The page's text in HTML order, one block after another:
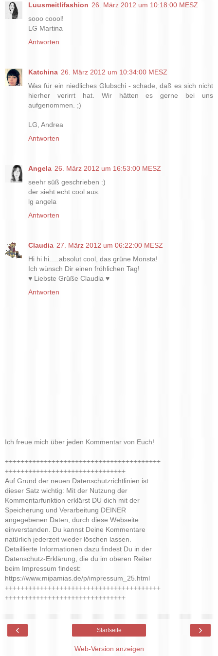
Luusmeitlifashion 26. März 2012 um 10:18:00 MESZ
sooo coool!
LG Martina
Antworten
Katchina 26. März 2012 um 10:34:00 MESZ
Was für ein niedliches Glubschi - schade, daß es sich nicht
hierher verirrt hat. Wir hätten es gerne bei uns
aufgenommen. ;)
LG, Andrea
Antworten
Angela 26. März 2012 um 16:53:00 MESZ
seehr süß geschrieben :)
der sieht echt cool aus.
lg angela
Antworten
Claudia 27. März 2012 um 06:22:00 MESZ
Hi hi hi.....absolut cool, das grüne Monsta!
Ich wünsch Dir einen fröhlichen Tag!
♥ Liebste Grüße Claudia ♥
Antworten
Ich freue mich über jeden Kommentar von Euch!
++++++++++++++++++++++++++++++++++++++++
+++++++++++++++++++++++++++++++
Auf Grund der neuen Datenschutzrichtlinien ist
dieser Satz wichtig: Mit der Nutzung der
Kommentarfunktion erklärst DU dich mit der
Speicherung und Verarbeitung DEINER
angegebenen Daten, durch diese Webseite
einverstanden. Du kannst Deine Kommentare
natürlich jederzeit wieder löschen lassen.
Detaillierte Informationen dazu findest Du in der
Datenschutz-Erklärung, die du im oberen Reiter
beim Impressum findest:
https://www.mipamias.de/p/impressum_25.html
++++++++++++++++++++++++++++++++++++++++
+++++++++++++++++++++++++++++++
‹ ›
Startseite
Web-Version anzeigen